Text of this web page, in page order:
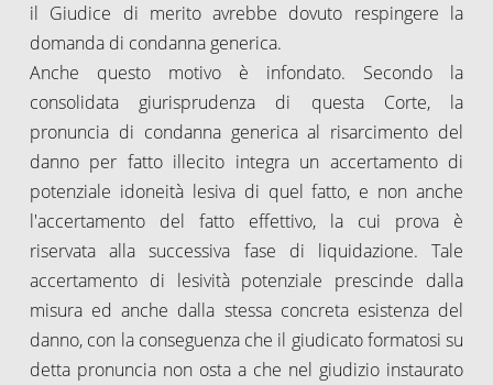
il Giudice di merito avrebbe dovuto respingere la
domanda di condanna generica.
Anche questo motivo è infondato. Secondo la
consolidata giurisprudenza di questa Corte, la
pronuncia di condanna generica al risarcimento del
danno per fatto illecito integra un accertamento di
potenziale idoneità lesiva di quel fatto, e non anche
l'accertamento del fatto effettivo, la cui prova è
riservata alla successiva fase di liquidazione. Tale
accertamento di lesività potenziale prescinde dalla
misura ed anche dalla stessa concreta esistenza del
danno, con la conseguenza che il giudicato formatosi su
detta pronuncia non osta a che nel giudizio instaurato